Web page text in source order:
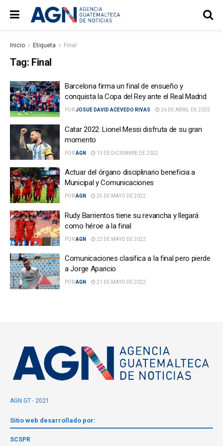
Inicio Etiqueta Final
Tag: Final
Barcelona firma un final de ensueño y
conquista la Copa del Rey ante el Real Madrid
PORJOSUE DAVID ACEVEDO RIVAS 26 DE ABRIL DE 2025
Catar 2022: Lionel Messi disfruta de su gran
momento
PORAGN 13 DE DICIEMBRE DE 2022
Actuar del órgano disciplinario beneficia a
Municipal y Comunicaciones
PORAGN 25 DE MAYO DE 2022
Rudy Barrientos tiene su revancha y llegará
como héroe a la final
PORAGN 22 DE MAYO DE 2022
Comunicaciones clasifica a la final pero pierde
a Jorge Aparicio
PORAGN 21 DE MAYO DE 2022
AGN.GT - 2021
Sitio web desarrollado por:
SCSPR